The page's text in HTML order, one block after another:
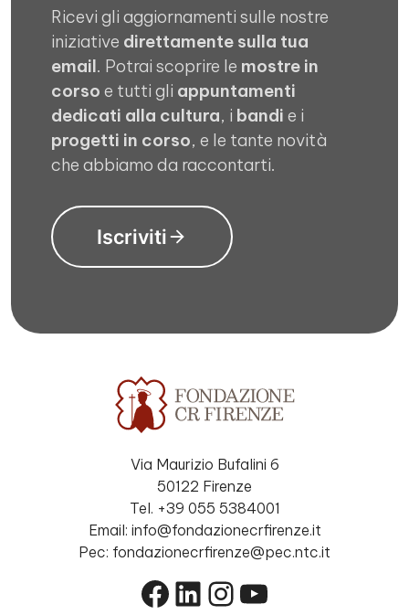
Ricevi gli aggiornamenti sulle nostre
iniziative direttamente sulla tua
email. Potrai scoprire le mostre in
corso e tutti gli appuntamenti
dedicati alla cultura, i bandi e i
progetti in corso, e le tante novità
che abbiamo da raccontarti.
Iscriviti
Via Maurizio Bufalini 6
50122 Firenze
Tel. +39 055 5384001
Email: info@fondazionecrfirenze.it
Pec: fondazionecrfirenze@pec.ntc.it
Facebook
LinkedIn
Instagram
YouTube